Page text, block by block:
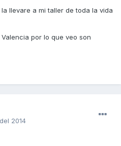
llevare a mi taller de toda la vida
por lo que veo son
2014